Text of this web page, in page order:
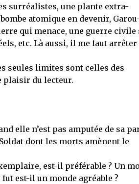
surréalistes, une plante extra-
atomique en devenir,
qui menace, une guerre civile
etc. Là aussi, il me faut arrêter
seules limites sont celles des
plaisir du lecteur.
elle n’est pas amputée de sa
dont les morts amènent le
est-il préférable ? Un
est-il un monde agréable ?